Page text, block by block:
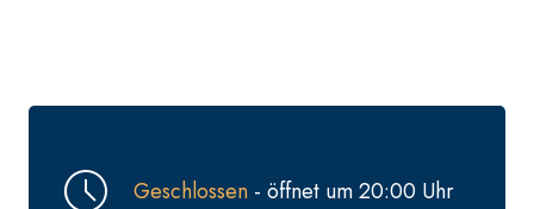
Geschlossen - öffnet um 20:00 Uhr